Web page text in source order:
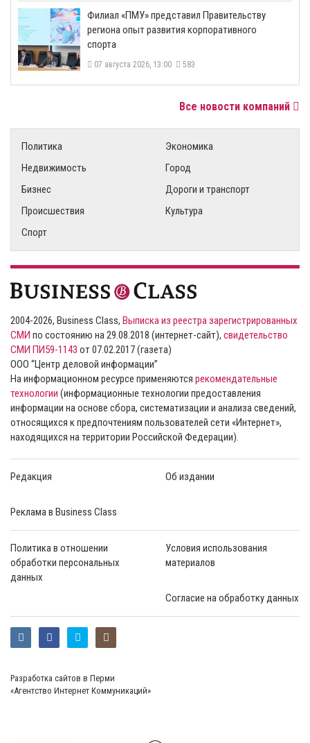
​Филиал «ПМУ» представил Правительству
региона опыт развития корпоративного
спорта
07 августа 2026, 13:00 583
Все новости компаний
Политика
Экономика
Недвижимость
Город
Бизнес
Дороги и транспорт
Происшествия
Культура
Спорт
2004-2026, Business Class, Выписка из реестра зарегистрированных
СМИ по состоянию на 29.08.2018 (интернет-сайт), свидетельство
СМИ ПИ59-1143 от 07.02.2017 (газета)
ООО “Центр деловой информации”
На информационном ресурсе применяются рекомендательные
технологии (информационные технологии предоставления
информации на основе сбора, систематизации и анализа сведений,
относящихся к предпочтениям пользователей сети «Интернет»,
находящихся на территории Российской Федерации).
Редакция Об издании
Реклама в Business Class
Политика в отношении
обработки персональных
данных
Условия использования
материалов
Согласие на обработку данных
Разработка сайтов в Перми
«Агентство Интернет Коммуникаций»